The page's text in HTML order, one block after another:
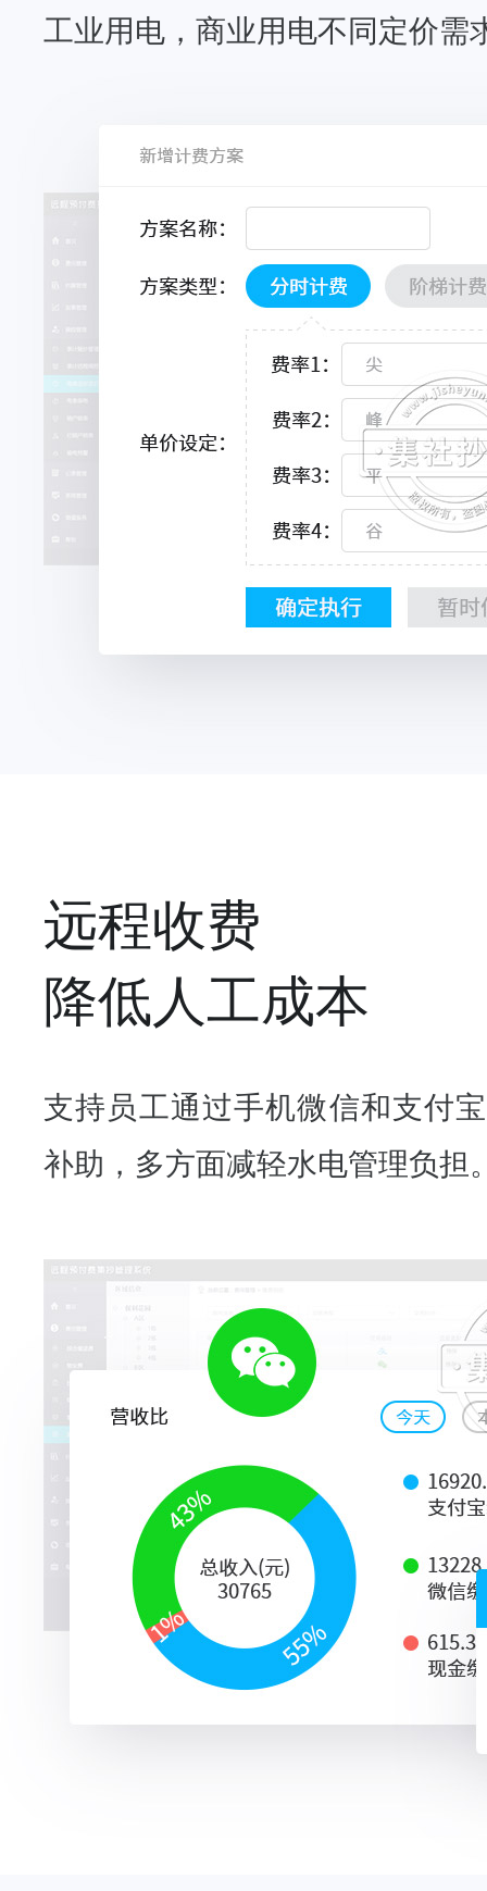
工业用电，商业用电不同定价需
远程收费
降低人工成本
支持员工通过手机微信和支付
补助，多方面减轻水电管理负担